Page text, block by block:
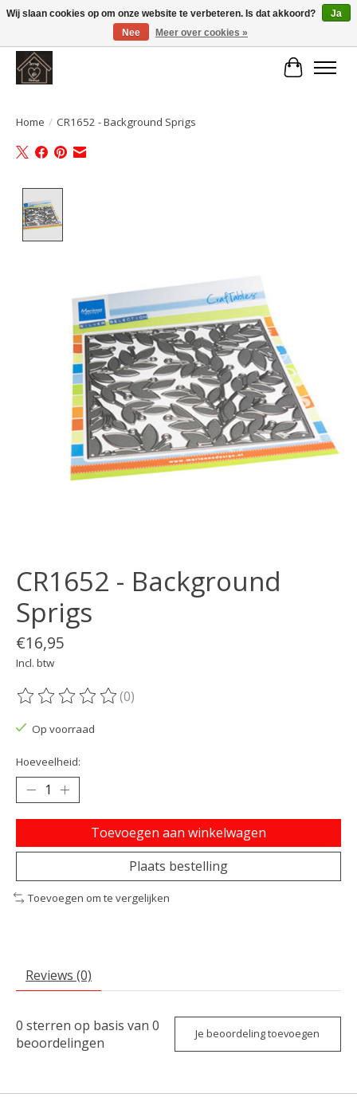
Large selection of products and fast shipping!
Home / CR1652 - Background Sprigs
CR1652 - Background
Sprigs
€16,95
Incl. btw
De beoordeling van dit product is
(0)
Op voorraad
Hoeveelheid:
Toevoegen aan winkelwagen
Plaats bestelling
Toevoegen om te vergelijken
Reviews (0)
0 sterren op basis van 0
beoordelingen
Je beoordeling toevoegen
Wij slaan cookies op om onze website te verbeteren. Is dat akkoord?
Ja
Nee
Meer over cookies »